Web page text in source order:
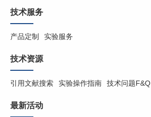
技术服务
产品定制 实验服务
技术资源
引用文献搜索 实验操作指南 技术问题F&Q
最新活动